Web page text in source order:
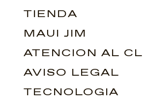
TIENDA
MAUI JIM
ATENCIÓN AL
AVISO LEGAL
TECNOLOGÍA